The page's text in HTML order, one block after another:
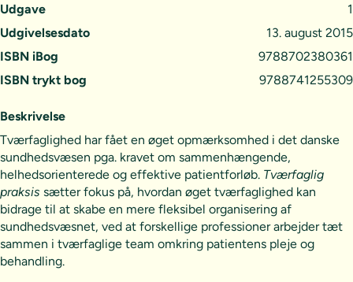
Udgave
1
Udgivelsesdato
13. august 2015
ISBN iBog
9788702380361
ISBN trykt bog
9788741255309
Beskrivelse
Tværfaglighed har fået en øget opmærksomhed i det danske
sundhedsvæsen pga. kravet om sammenhængende,
helhedsorienterede og effektive patientforløb. Tværfaglig
praksis sætter fokus på, hvordan øget tværfaglighed kan
bidrage til at skabe en mere fleksibel organisering af
sundhedsvæsnet, ved at forskellige professioner arbejder tæt
sammen i tværfaglige team omkring patientens pleje og
behandling.